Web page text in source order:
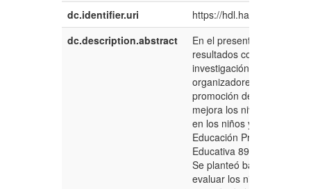
dc.identifier.uri
https://hdl.handle.net/
dc.description.abstract
En el presente informe,
resultados
investigación ¿en qué
organizadores del
promoción de habilidades
mejora los niveles de
en los niños y niñas del
Educación Primaria de la
Educativa 89002
Se planteó básicamente
evaluar los niveles de